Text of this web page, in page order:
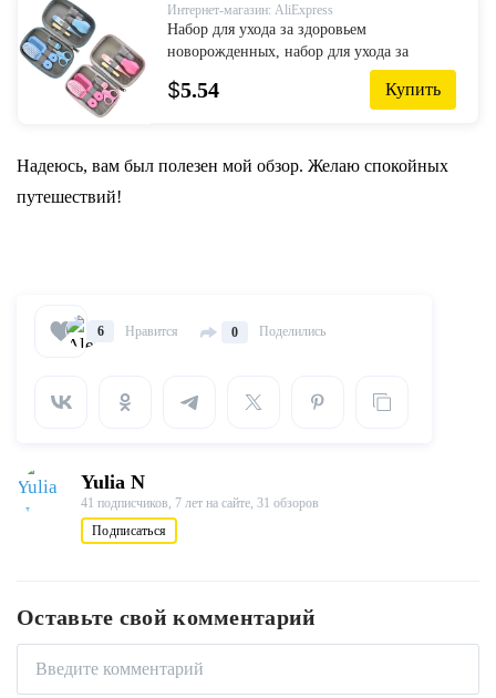
Интернет-магазин: AliExpress
Набор для ухода за здоровьем
новорожденных, набор для ухода за
ногтями, щетка для ухода, термометр,
ножницы, многофункциональные детские
$5.54 Купить
Надеюсь, вам был полезен мой обзор. Желаю спокойных
путешествий!
6 Нравится 0 Поделились
Yulia N
41 подписчиков, 7 лет на сайте, 31 обзоров
Подписаться
Оставьте свой комментарий